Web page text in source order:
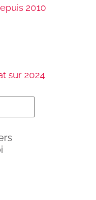
2010
sur 2024